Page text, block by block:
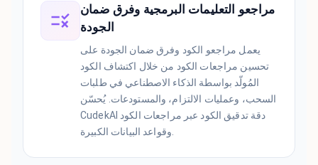
مراجعو التعليمات البرمجية وفرق ضمان
الجودة
يعمل مراجعو الكود وفرق ضمان الجودة على
تحسين مراجعات الكود من خلال اكتشاف الكود
المُولّد بواسطة الذكاء الاصطناعي في طلبات
السحب، وعمليات الالتزام، والمستودعات. يُحسّن
CudekAI دقة تدقيق الكود عبر مراجعات الكود